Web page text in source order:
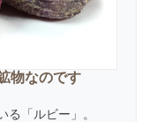
物なのです
る「ルビー」。